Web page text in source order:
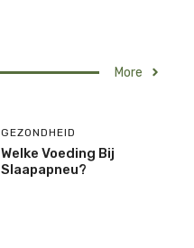
More
GEZONDHEID
Welke Voeding Bij
Slaapapneu?